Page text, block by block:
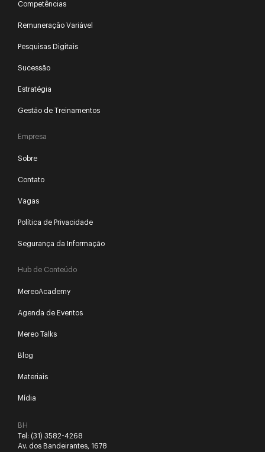
Competências
Remuneração Variável
Pesquisas Digitais
Sucessão
Estratégia
Gestão de Treinamentos
Empresa
Sobre
Contato
Vagas
Política de Privacidade
Segurança da Informação
Hub de Conteúdo
MereoAcademy
Agenda de Eventos
Mereo Talks
Blog
Materiais
Mídia
BH
Tel: (31) 3582-4268
Av. dos Bandeirantes, 1678